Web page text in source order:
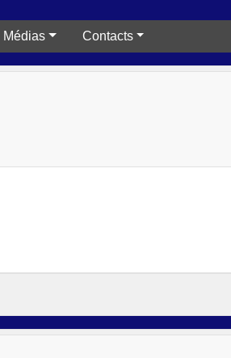
Médias Contacts